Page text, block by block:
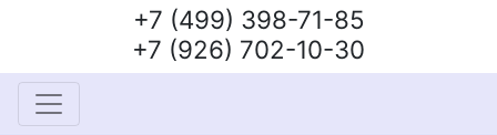
+7 (499) 398-71-85
+7 (926) 702-10-30